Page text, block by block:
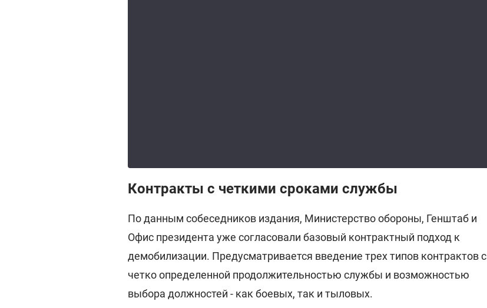
Контракты с четкими сроками службы
По данным собеседников издания, Министерство обороны, Генштаб и
Офис президента уже согласовали базовый контрактный подход к
демобилизации. Предусматривается введение трех типов контрактов с
четко определенной продолжительностью службы и возможностью
выбора должностей - как боевых, так и тыловых.